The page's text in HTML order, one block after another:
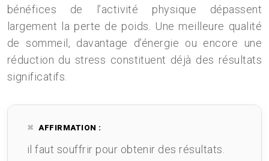
bénéfices de l’activité physique dépassent
largement la perte de poids. Une meilleure qualité
de sommeil, davantage d’énergie ou encore une
réduction du stress constituent déjà des résultats
significatifs.
AFFIRMATION :
il faut souffrir pour obtenir des résultats.